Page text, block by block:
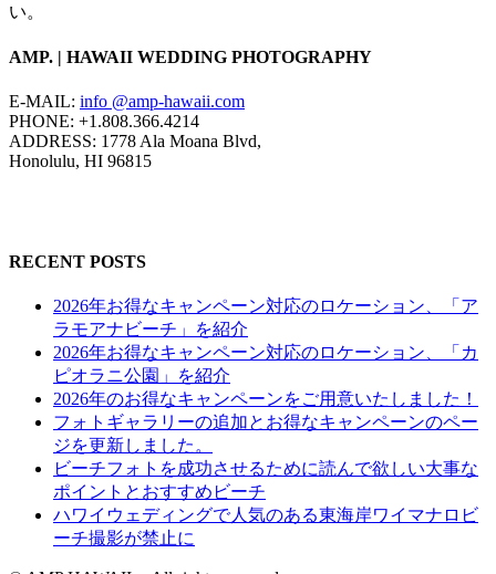
い。
AMP. | HAWAII WEDDING PHOTOGRAPHY
E-MAIL: info @amp-hawaii.com
PHONE: +1.808.366.4214
ADDRESS: 1778 Ala Moana Blvd,
Honolulu, HI 96815
RECENT POSTS
2026年お得なキャンペーン対応のロケーション、「ア
ラモアナビーチ」を紹介
2026年お得なキャンペーン対応のロケーション、「カ
ピオラニ公園」を紹介
2026年のお得なキャンペーンをご用意いたしました！
フォトギャラリーの追加とお得なキャンペーンのペー
ジを更新しました。
ビーチフォトを成功させるために読んで欲しい大事な
ポイントとおすすめビーチ
ハワイウェディングで人気のある東海岸ワイマナロビ
ーチ撮影が禁止に